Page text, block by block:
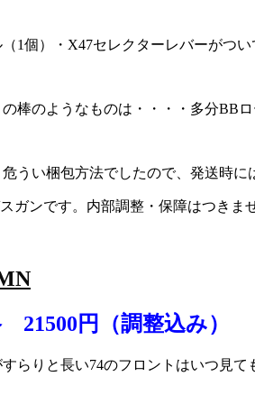
1個）・X47セレクターレバーがつ
棒のようなものは・・・・多分BB
うい梱包方法でしたので、発送時
ンです。内部調整・保障はつきま
21500円（調整込み）
らりと長い74のフロントはいつ見て